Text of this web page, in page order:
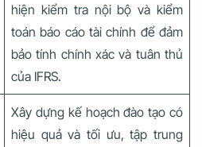
hiện kiểm tra nội bộ và kiểm
toán báo cáo tài chính để đảm
bảo tính chính xác và tuân thủ
của IFRS.
Xây dựng kế hoạch đào tạo có
hiệu quả và tối ưu, tập trung